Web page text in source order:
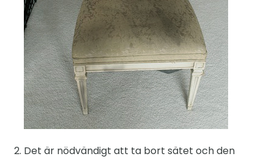
Det är nödvändigt att ta bort sätet och den